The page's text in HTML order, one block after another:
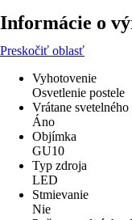
Informácie o
Preskočiť oblasť
Vyhotovenie
Osvetlenie postele
Vrátane svetelného
Áno
Objímka
GU10
Typ zdroja
LED
Stmievanie
Nie